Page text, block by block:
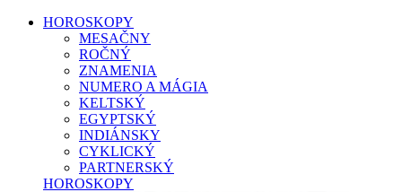
HOROSKOPY
MESAČNY
ROČNÝ
ZNAMENIA
NUMERO A MÁGIA
KELTSKÝ
EGYPTSKÝ
INDIÁNSKY
CYKLICKÝ
PARTNERSKÝ
HOROSKOPY